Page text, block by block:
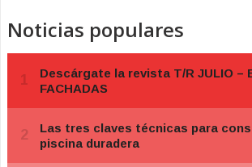
Noticias populares